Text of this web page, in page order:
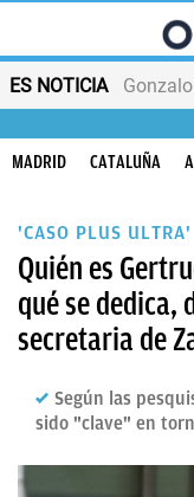
ES NOTICIA
MADRID CATALUÑA
'CASO PLUS ULTRA'
Quién es
qué se dedica,
secretaria de
Según las
sido "clave" en